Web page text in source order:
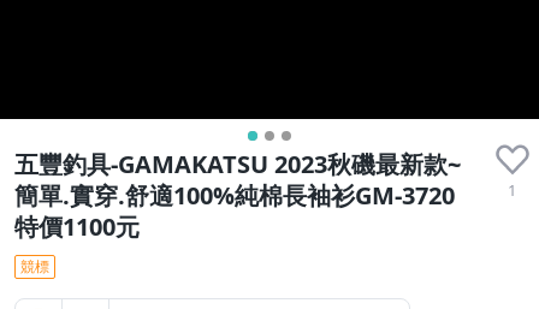
五豐釣具-GAMAKATSU 2023秋磯最新款~
簡單.實穿.舒適100%純棉長袖衫GM-3720
特價1100元
1
競標